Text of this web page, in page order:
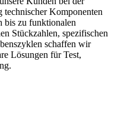
Komponenten
bis zu funktionalen
Stückzahlen, spezifischen
schaffen wir
Lösungen für Test,